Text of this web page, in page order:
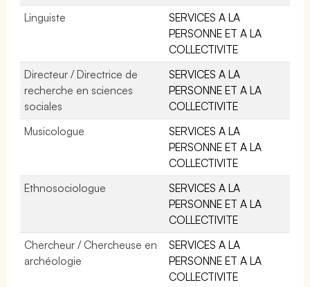
Linguiste
SERVICES A LA
PERSONNE ET A LA
COLLECTIVITE
Directeur / Directrice de
recherche en sciences
sociales
SERVICES A LA
PERSONNE ET A LA
COLLECTIVITE
Musicologue
SERVICES A LA
PERSONNE ET A LA
COLLECTIVITE
Ethnosociologue
SERVICES A LA
PERSONNE ET A LA
COLLECTIVITE
Chercheur / Chercheuse en
archéologie
SERVICES A LA
PERSONNE ET A LA
COLLECTIVITE